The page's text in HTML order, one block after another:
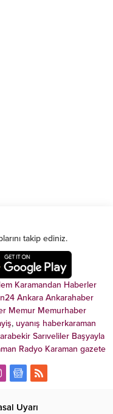
takip ediniz.
Karamandan Haberler
Ankara Ankarahaber
Memur Memurhaber
, uyanış haberkaraman
Sarıveliler Başyayla
Radyo Karaman gazete
Uyarı